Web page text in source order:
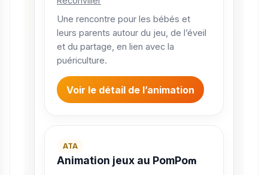
Une rencontre pour les bébés et
leurs parents autour du jeu, de l’éveil
et du partage, en lien avec la
puériculture.
Voir le détail de l’animation
ATA
Animation jeux au PomPom